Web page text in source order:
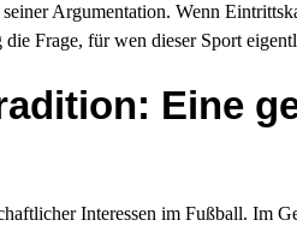
Argumentation. Wenn
Frage, für wen dieser Sport
Eine
Interessen im Fußball. Im